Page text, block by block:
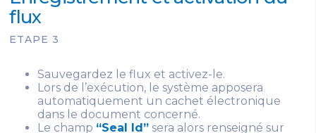
flux
ETAPE 3
Sauvegardez le flux et activez-le.
Lors de l’exécution, le système apposera
automatiquement un cachet électronique
dans le document concerné.
Le champ “Seal Id” sera alors renseigné sur